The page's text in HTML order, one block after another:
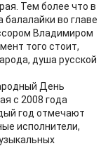
Тем более что в
во главе
Владимиром
того стоит,
душа русской
День
с 2008 года
год отмечают
исполнители,